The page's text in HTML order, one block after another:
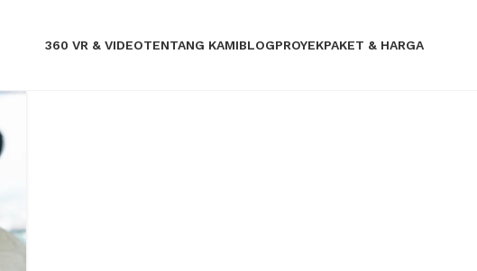
360 VR & VIDEOTENTANG KAMIBLOGPROYEKPAKET & HARGA